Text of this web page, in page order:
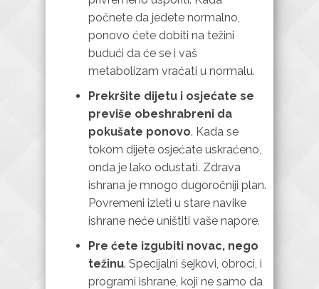
počnete da jedete normalno,
ponovo ćete dobiti na težini
budući da će se i vaš
metabolizam vraćati u normalu.
Prekršite dijetu i osjećate se
previše obeshrabreni da
pokušate ponovo. Kada se
tokom dijete osjećate uskraćeno,
onda je lako odustati. Zdrava
ishrana je mnogo dugoročniji plan.
Povremeni izleti u stare navike
ishrane neće uništiti vaše napore.
Pre ćete izgubiti novac, nego
težinu. Specijalni šejkovi, obroci, i
programi ishrane, koji ne samo da